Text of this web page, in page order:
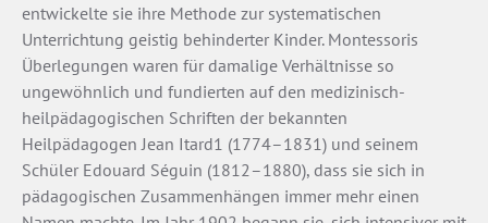
entwickelte sie ihre Methode zur systematischen
Unterrichtung geistig behinderter Kinder. Montessoris
Überlegungen waren für damalige Verhältnisse so
ungewöhnlich und fundierten auf den medizinisch­
heilpädagogischen Schriften der bekannten
Heilpädagogen Jean Itard1 (1774–1831) und seinem
Schüler Edouard Séguin (1812–1880), dass sie sich in
pädagogischen Zusammenhängen immer mehr einen